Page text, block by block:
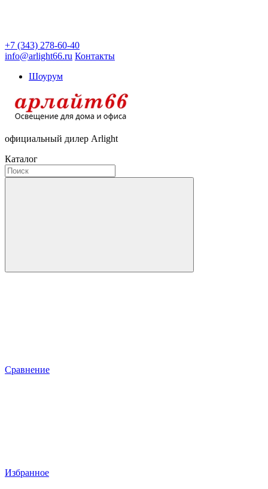
+7 (343) 278-60-40
info@arlight66.ru Контакты
Шоурум
официальный дилер Arlight
Каталог
Сравнение
Избранное